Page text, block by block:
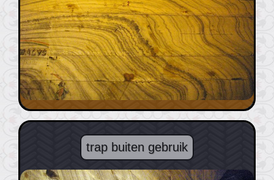
trap buiten gebruik